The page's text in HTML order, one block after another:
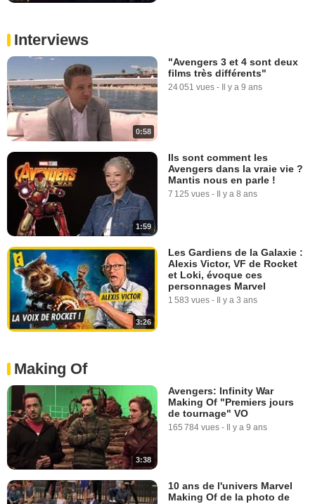
Interviews
0:58
"Avengers 3 et 4 sont deux
films très différents"
24 051 vues - Il y a 9 ans
1:59
Ils sont comment les
Avengers dans la vraie vie ?
Mantis nous en parle !
7 125 vues - Il y a 8 ans
3:26
Les Gardiens de la Galaxie :
Alexis Victor, VF de Rocket
et Loki, évoque ces
personnages Marvel
1 583 vues - Il y a 3 ans
Making Of
3:38
Avengers: Infinity War
Making Of "Premiers jours
de tournage" VO
165 784 vues - Il y a 9 ans
10 ans de l'univers Marvel
Making Of de la photo de